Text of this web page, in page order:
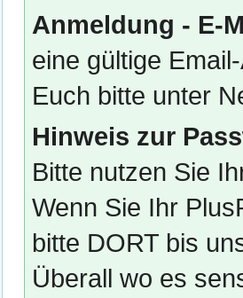
Anmeldung - E-
eine gültige
Euch bitte unter
Hinweis zur
Bitte nutzen Sie
Wenn Sie Ihr
bitte DORT bis
Überall wo es